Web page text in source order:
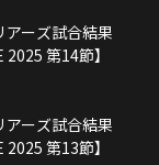
ーズ試合結果
2025 第14節】
ーズ試合結果
2025 第13節】